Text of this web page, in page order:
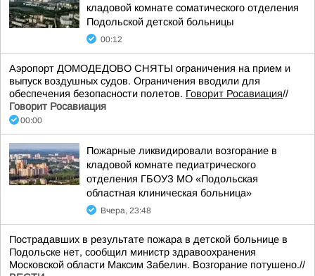
кладовой комнате соматического отделения
Подольской детской больницы
00:12
Аэропорт ДОМОДЕДОВО СНЯТЫ ограничения на прием и
выпуск воздушных судов. Ограничения вводили для
обеспечения безопасности полетов. Говорит Росавиация//
Говорит Росавиация
00:00
Пожарные ликвидировали возгорание в
кладовой комнате педиатрического
отделения ГБОУЗ МО «Подольская
областная клиническая больница»
Вчера, 23:48
Пострадавших в результате пожара в детской больнице в
Подольске нет, сообщил министр здравоохранения
Московской области Максим Забелин. Возгорание потушено.//